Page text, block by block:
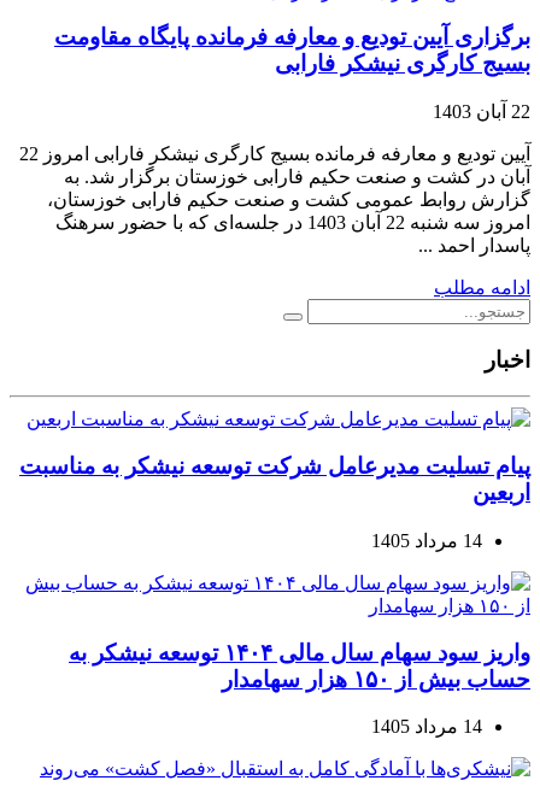
برگزاری آیین تودیع و معارفه فرمانده پایگاه مقاومت
بسیج کارگری نیشکر فارابی
22 آبان 1403
آیین تودیع و معارفه فرمانده بسیج کارگری نیشکر فارابی امروز 22
آبان در کشت و صنعت حکیم فارابی خوزستان برگزار شد. به
گزارش روابط عمومی کشت و صنعت حکیم فارابی خوزستان،
امروز سه شنبه 22 آبان 1403 در جلسه‌ای که با حضور سرهنگ
پاسدار احمد ...
ادامه مطلب
اخبار
پیام تسلیت مدیرعامل شرکت توسعه نیشکر به مناسبت
اربعین
14 مرداد 1405
واریز سود سهام سال مالی ۱۴۰۴ توسعه نیشکر به
حساب بیش از ۱۵۰ هزار سهامدار
14 مرداد 1405